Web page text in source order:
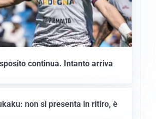
continua. Intanto arriva
non si presenta in ritiro, è